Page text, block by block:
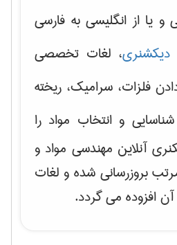
و یا از انگلیسی به فارسی
دیکشنری، لغات تخصصی
فلزات، سرامیک، ریخته
و انتخاب مواد را
آنلاین مهندسی مواد و
بروزرسانی شده و لغات
افزوده می گردد.